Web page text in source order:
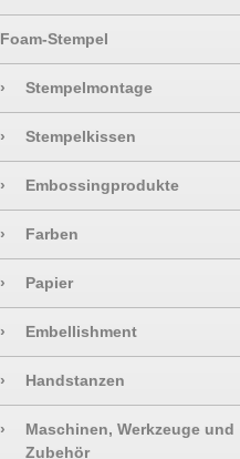
Foam-Stempel
› Stempelmontage
› Stempelkissen
› Embossingprodukte
› Farben
› Papier
› Embellishment
› Handstanzen
›
Maschinen, Werkzeuge und
Zubehör